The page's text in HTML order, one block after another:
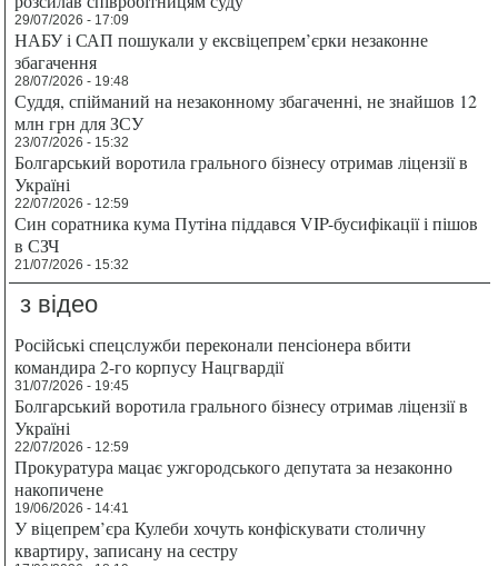
29/07/2026 - 17:09
НАБУ і САП пошукали у ексвіцепрем’єрки незаконне
збагачення
28/07/2026 - 19:48
Суддя, спійманий на незаконному збагаченні, не знайшов 12
млн грн для ЗСУ
23/07/2026 - 15:32
Болгарський воротила грального бізнесу отримав ліцензії в
Україні
22/07/2026 - 12:59
Син соратника кума Путіна піддався VIP-бусифікації і пішов
в СЗЧ
21/07/2026 - 15:32
з відео
Російські спецслужби переконали пенсіонера вбити
командира 2-го корпусу Нацгвардії
31/07/2026 - 19:45
Болгарський воротила грального бізнесу отримав ліцензії в
Україні
22/07/2026 - 12:59
Прокуратура мацає ужгородського депутата за незаконно
накопичене
19/06/2026 - 14:41
У віцепрем’єра Кулеби хочуть конфіскувати столичну
квартиру, записану на сестру